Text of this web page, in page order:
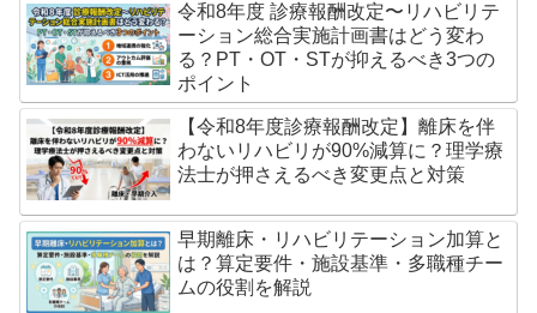
令和8年度 診療報酬改定〜リハビリテ
ーション総合実施計画書はどう変わ
る？PT・OT・STが抑えるべき3つの
ポイント
【令和8年度診療報酬改定】離床を伴
わないリハビリが90%減算に？理学療
法士が押さえるべき変更点と対策
早期離床・リハビリテーション加算と
は？算定要件・施設基準・多職種チー
ムの役割を解説